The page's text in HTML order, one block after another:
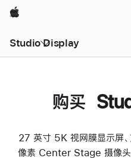
Apple
Studio Display
购买
27 英寸 5K 视网膜显示屏
像素 Center Stage 摄像头